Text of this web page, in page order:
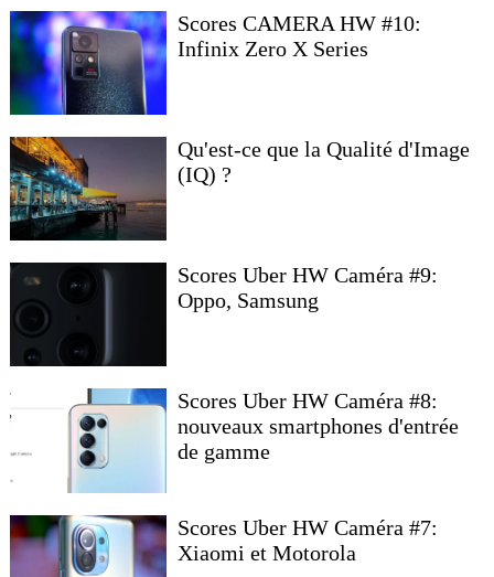
Scores CAMERA HW #10:
Infinix Zero X Series
Qu'est-ce que la Qualité d'Image
(IQ) ?
Scores Uber HW Caméra #9:
Oppo, Samsung
Scores Uber HW Caméra #8:
nouveaux smartphones d'entrée
de gamme
Scores Uber HW Caméra #7:
Xiaomi et Motorola